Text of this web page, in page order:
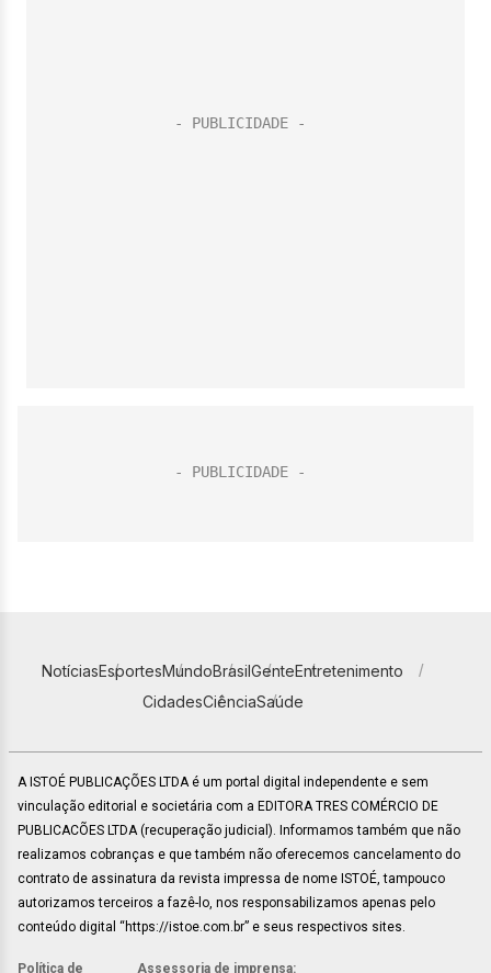
NotíciasEsportesMundoBrasilGenteEntretenimento
CidadesCiênciaSaúde
A ISTOÉ PUBLICAÇÕES LTDA é um portal digital independente e sem
vinculação editorial e societária com a EDITORA TRES COMÉRCIO DE
PUBLICACÕES LTDA (recuperação judicial). Informamos também que não
realizamos cobranças e que também não oferecemos cancelamento do
contrato de assinatura da revista impressa de nome ISTOÉ, tampouco
autorizamos terceiros a fazê-lo, nos responsabilizamos apenas pelo
conteúdo digital “https://istoe.com.br” e seus respectivos sites.
Política de Assessoria de imprensa: